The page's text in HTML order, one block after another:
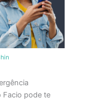
Facio pode te